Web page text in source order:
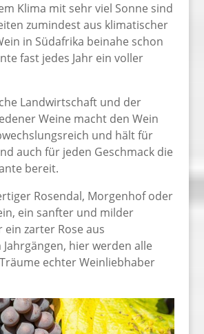
Klima mit sehr viel Sonne sind
zumindest aus klimatischer
in Südafrika beinahe schon
fast jedes Jahr ein voller
Landwirtschaft und der
Weine macht den Wein
und hält für
auch für jeden Geschmack die
bereit.
Rosendal, Morgenhof oder
ein sanfter und milder
zarter Rose aus
hier werden alle
echter Weinliebhaber